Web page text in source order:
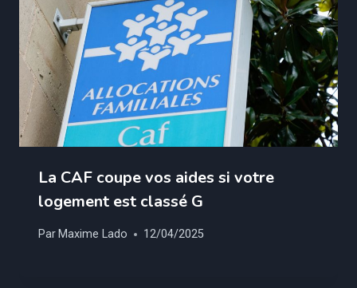
La CAF coupe vos aides si votre
logement est classé G
Par Maxime Lado 12/04/2025